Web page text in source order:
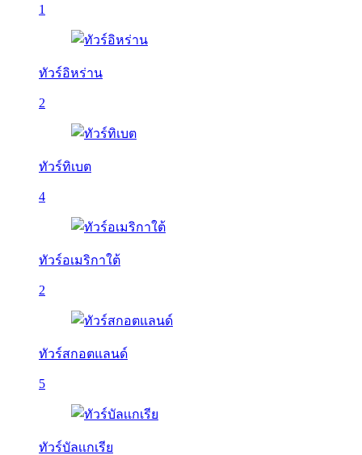
1
ทัวร์อิหร่าน
2
ทัวร์ทิเบต
4
ทัวร์อเมริกาใต้
2
ทัวร์สกอตแลนด์
5
ทัวร์บัลเเกเรีย